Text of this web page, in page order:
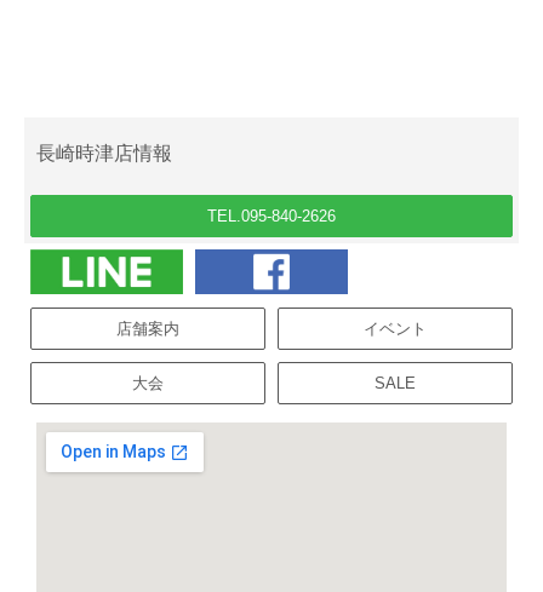
長崎時津店情報
TEL.095-840-2626
店舗案内 イベント
大会 SALE